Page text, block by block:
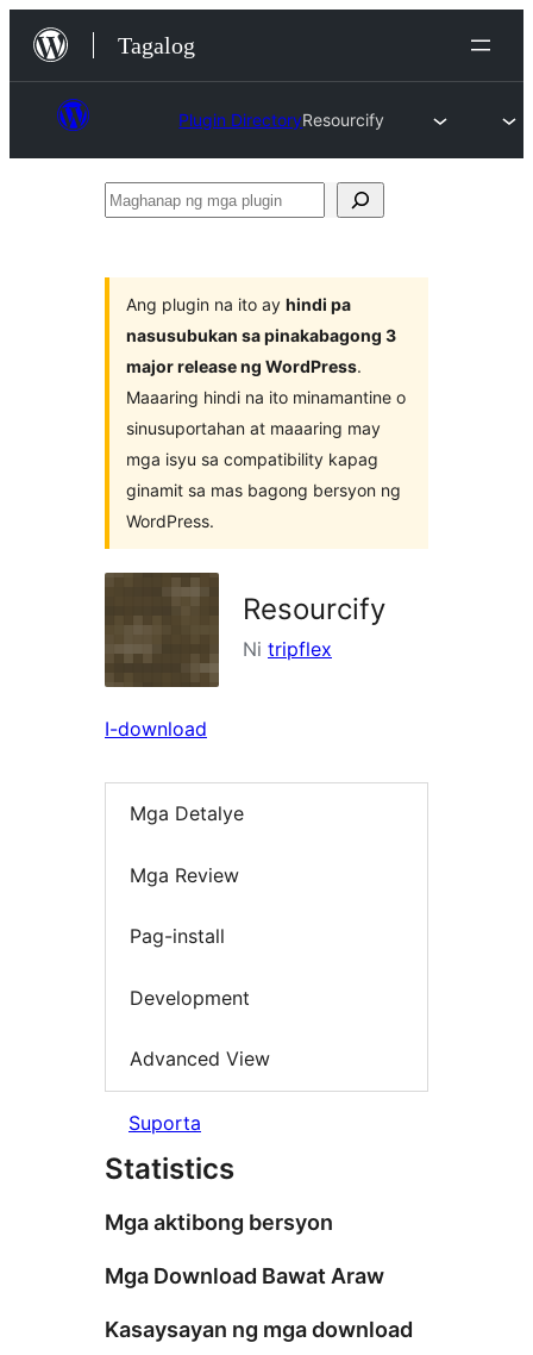
Lumaktaw
patungo
content
Tagalog
Plugin DirectoryResourcify
Maghanap
plugin
Ang plugin na ito ay hindi pa
nasusubukan sa pinakabagong 3
major release ng WordPress.
Maaaring hindi na ito minamantine o
sinusuportahan at maaaring may
mga isyu sa compatibility kapag
ginamit sa mas bagong bersyon ng
WordPress.
Resourcify
Ni tripflex
I-download
Mga Detalye
Mga Review
Pag-install
Development
Advanced View
Suporta
Statistics
Mga aktibong bersyon
Mga Download Bawat Araw
Kasaysayan ng mga download